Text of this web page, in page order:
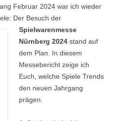
Februar 2024 war ich wieder
Der Besuch der
Spielwarenmesse
Nürnberg 2024 stand auf
dem Plan. In diesem
Messebericht zeige ich
Euch, welche Spiele Trends
den neuen Jahrgang
prägen.